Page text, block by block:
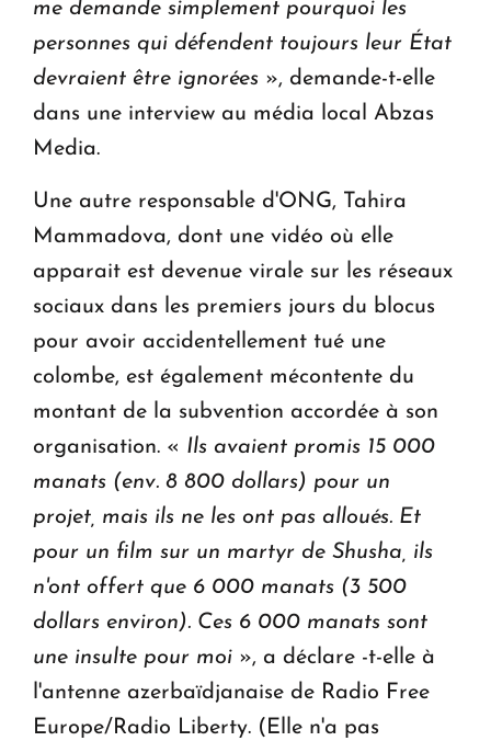
me demande simplement pourquoi les
personnes qui défendent toujours leur État
devraient être ignorées », demande-t-elle
dans une interview au média local Abzas
Media.
Une autre responsable d'ONG, Tahira
Mammadova, dont une vidéo où elle
apparait est devenue virale sur les réseaux
sociaux dans les premiers jours du blocus
pour avoir accidentellement tué une
colombe, est également mécontente du
montant de la subvention accordée à son
organisation. « Ils avaient promis 15 000
manats (env. 8 800 dollars) pour un
projet, mais ils ne les ont pas alloués. Et
pour un film sur un martyr de Shusha, ils
n'ont offert que 6 000 manats (3 500
dollars environ). Ces 6 000 manats sont
une insulte pour moi », a déclare -t-elle à
l'antenne azerbaïdjanaise de Radio Free
Europe/Radio Liberty. (Elle n'a pas